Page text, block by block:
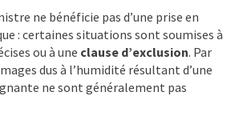
ne bénéficie pas d’une prise en
: certaines situations sont soumises à
ou à une clause d’exclusion. Par
dus à l’humidité résultant d’une
ne sont généralement pas